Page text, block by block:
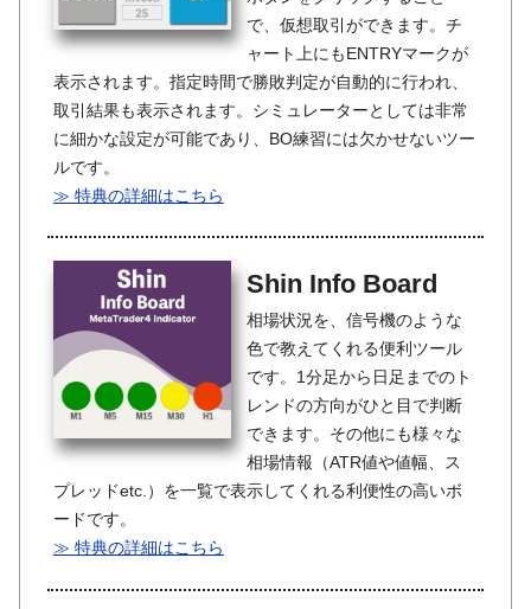
で、仮想取引ができます。チ
ャート上にもENTRYマークが
表示されます。指定時間で勝敗判定が自動的に行われ、
取引結果も表示されます。シミュレーターとしては非常
に細かな設定が可能であり、BO練習には欠かせないツー
ルです。
≫ 特典の詳細はこちら
Shin Info Board
相場状況を、信号機のような
色で教えてくれる便利ツール
です。1分足から日足までのト
レンドの方向がひと目で判断
できます。その他にも様々な
相場情報（ATR値や値幅、ス
プレッドetc.）を一覧で表示してくれる利便性の高いボ
ードです。
≫ 特典の詳細はこちら